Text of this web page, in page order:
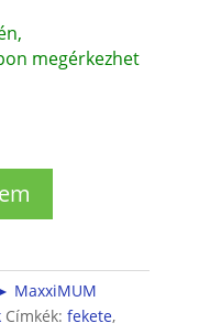
megérkezhet
MaxxiMUM
Címkék: fekete,